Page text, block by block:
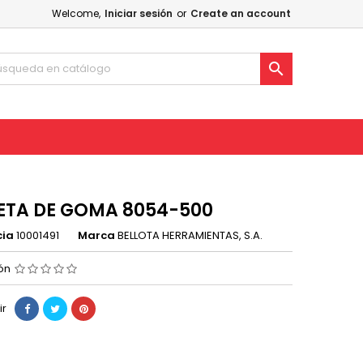
Welcome, Iniciar sesión or Create an account

DE GOMA 8054-500
10001491 Marca BELLOTA HERRAMIENTAS, S.A.